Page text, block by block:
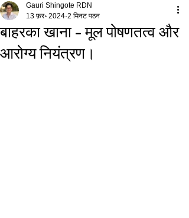
बाहरका खाना - मूल पोषणतत्व और
आरोग्य नियंत्रण।
Gauri Shingote RDN
13 फ़र॰ 2024 2 मिनट पठन